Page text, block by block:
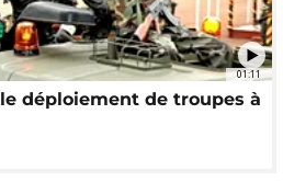
01:11
déploiement de troupes à